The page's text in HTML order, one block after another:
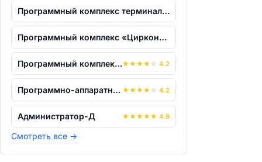
Программный комплекс терминального дос...
Программный комплекс «Циркон-СУБД»
Программный комплекс виртуализации сер...★ ★ ★ ★ ☆ 4.2
Программно-аппаратный комплекс "Блокхо... ★ ★ ★ ★ ☆ 4.2
Администратор-Д ★ ★ ★ ★ ★ 4.8
Смотреть все →